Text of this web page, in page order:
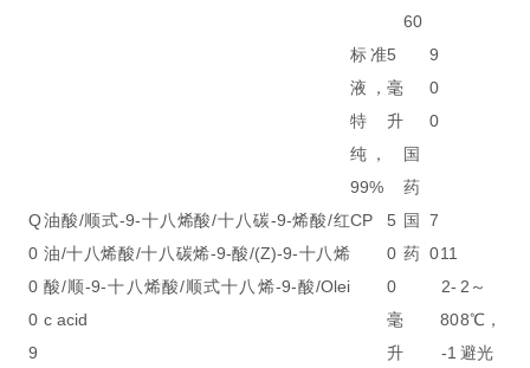
60
标准
液，
特
纯，
99%
5
毫
升
国
药
9
0
0
Q
0
0
0
9
油酸/顺式-9-十八烯酸/十八碳-9-烯酸/红
油/十八烯酸/十八碳烯-9-酸/(Z)-9-十八烯
酸/顺-9-十八烯酸/顺式十八烯-9-酸/Olei
c acid
CP
5
0
0
毫
升
国
药
7
011
2-
80
-1
2～
8℃，
避光